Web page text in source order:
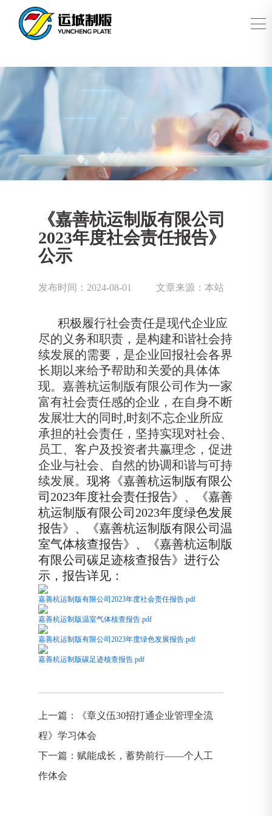
《嘉善杭运制版有限公司
2023年度社会责任报告》
公示
发布时间：2024-08-01 文章来源：本站
积极履行社会责任是现代企业应
尽的义务和职责，是构建和谐社会持
续发展的需要，是企业回报社会各界
长期以来给予帮助和关爱的具体体
现。嘉善杭运制版有限公司作为一家
富有社会责任感的企业，在自身不断
发展壮大的同时,时刻不忘企业所应
承担的社会责任，坚持实现对社会、
员工、客户及投资者共赢理念，促进
企业与社会、自然的协调和谐与可持
续发展。 现将《嘉善杭运制版有限公
司2023年度社会责任报告》、《嘉善
杭运制版有限公司2023年度绿色发展
报告》、《嘉善杭运制版有限公司温
室气体核查报告》、《嘉善杭运制版
有限公司碳足迹核查报告》进行公
示，报告详见：
嘉善杭运制版有限公司2023年度社会责任报告.pdf
嘉善杭运制版温室气体核查报告.pdf
嘉善杭运制版有限公司2023年度绿色发展报告.pdf
嘉善杭运制版碳足迹核查报告.pdf
上一篇：
《章义伍30招打通企业管理全流
程》学习体会
下一篇： 赋能成长，蓄势前行——个人工
作体会